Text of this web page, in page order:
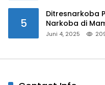
5
Ditresnarkoba
Narkoba di
Juni 4, 2025